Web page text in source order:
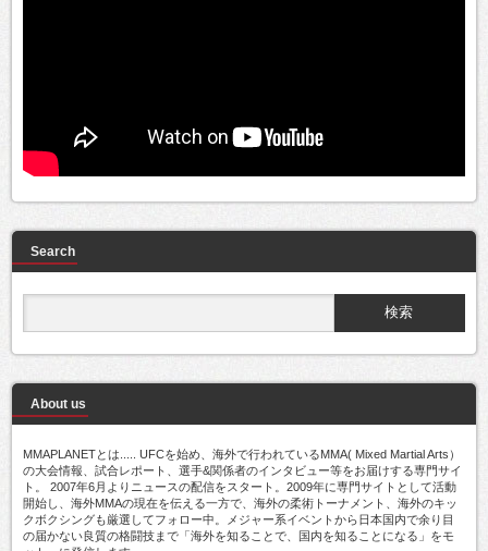
Search
About us
MMAPLANETとは..... UFCを始め、海外で行われているMMA( Mixed Martial Arts）
の大会情報、試合レポート、選手&関係者のインタビュー等をお届けする専門サイ
ト。 2007年6月よりニュースの配信をスタート。2009年に専門サイトとして活動
開始し、海外MMAの現在を伝える一方で、海外の柔術トーナメント、海外のキッ
クボクシングも厳選してフォロー中。メジャー系イベントから日本国内で余り目
の届かない良質の格闘技まで「海外を知ることで、国内を知ることになる」をモ